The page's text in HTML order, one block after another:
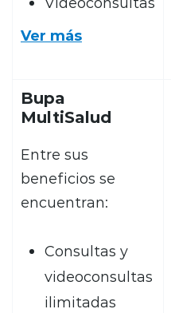
Ver más
Bupa
MultiSalud
Entre sus
beneficios se
encuentran:
Consultas y
videoconsultas
ilimitadas